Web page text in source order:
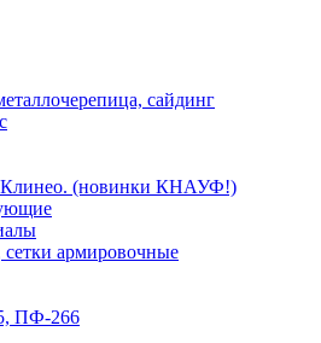
сайдинг
Клинео. (новинки КНАУФ!)
армировочные
ПФ-266